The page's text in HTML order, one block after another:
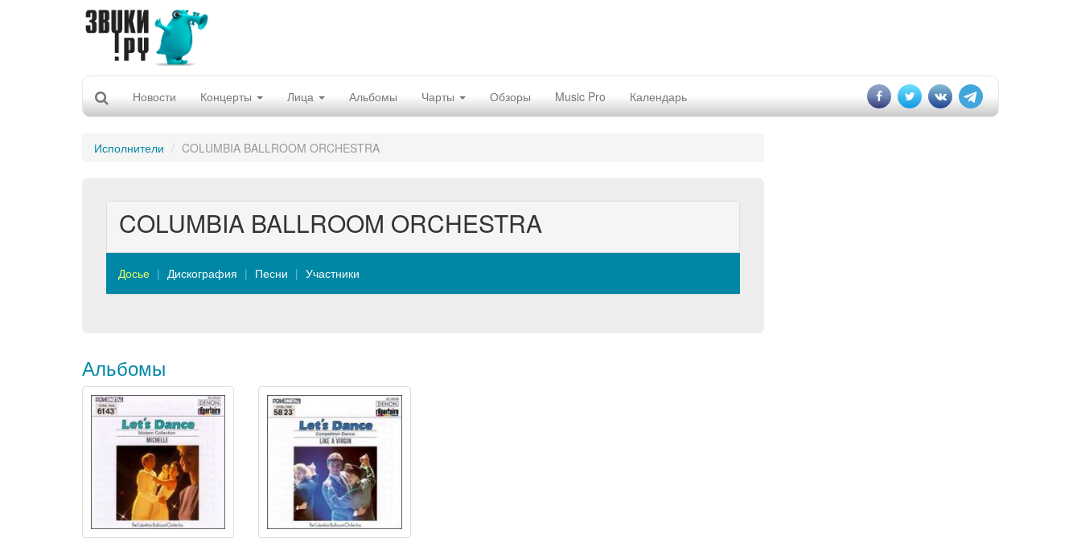
Новости Концерты Лица Альбомы Чарты Обзоры Music Pro Календарь
Исполнители COLUMBIA BALLROOM ORCHESTRA
COLUMBIA BALLROOM ORCHESTRA
Досье Дискография Песни Участники
Альбомы